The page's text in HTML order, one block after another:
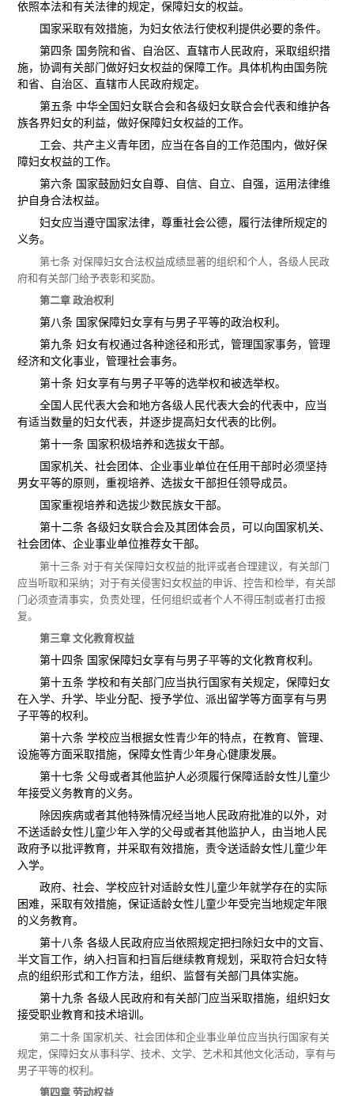
依照本法和有关法律的规定，保障妇女的权益。
国家采取有效措施，为妇女依法行使权利提供必要的条件。
第四条 国务院和省、自治区、直辖市人民政府，采取组织措
施，协调有关部门做好妇女权益的保障工作。具体机构由国务院
和省、自治区、直辖市人民政府规定。
第五条 中华全国妇女联合会和各级妇女联合会代表和维护各
族各界妇女的利益，做好保障妇女权益的工作。
工会、共产主义青年团，应当在各自的工作范围内，做好保
障妇女权益的工作。
第六条 国家鼓励妇女自尊、自信、自立、自强，运用法律维
护自身合法权益。
妇女应当遵守国家法律，尊重社会公德，履行法律所规定的
义务。
第七条 对保障妇女合法权益成绩显著的组织和个人，各级人民政
府和有关部门给予表彰和奖励。
第二章 政治权利
第八条 国家保障妇女享有与男子平等的政治权利。
第九条 妇女有权通过各种途径和形式，管理国家事务，管理
经济和文化事业，管理社会事务。
第十条 妇女享有与男子平等的选举权和被选举权。
全国人民代表大会和地方各级人民代表大会的代表中，应当
有适当数量的妇女代表，并逐步提高妇女代表的比例。
第十一条 国家积极培养和选拔女干部。
国家机关、社会团体、企业事业单位在任用干部时必须坚持
男女平等的原则，重视培养、选拔女干部担任领导成员。
国家重视培养和选拔少数民族女干部。
第十二条 各级妇女联合会及其团体会员，可以向国家机关、
社会团体、企业事业单位推荐女干部。
第十三条 对于有关保障妇女权益的批评或者合理建议，有关部门
应当听取和采纳；对于有关侵害妇女权益的申诉、控告和检举，有关部
门必须查清事实，负责处理，任何组织或者个人不得压制或者打击报
复。
第三章 文化教育权益
第十四条 国家保障妇女享有与男子平等的文化教育权利。
第十五条 学校和有关部门应当执行国家有关规定，保障妇女
在入学、升学、毕业分配、授予学位、派出留学等方面享有与男
子平等的权利。
第十六条 学校应当根据女性青少年的特点，在教育、管理、
设施等方面采取措施，保障女性青少年身心健康发展。
第十七条 父母或者其他监护人必须履行保障适龄女性儿童少
年接受义务教育的义务。
除因疾病或者其他特殊情况经当地人民政府批准的以外，对
不送适龄女性儿童少年入学的父母或者其他监护人，由当地人民
政府予以批评教育，并采取有效措施，责令送适龄女性儿童少年
入学。
政府、社会、学校应针对适龄女性儿童少年就学存在的实际
困难，采取有效措施，保证适龄女性儿童少年受完当地规定年限
的义务教育。
第十八条 各级人民政府应当依照规定把扫除妇女中的文盲、
半文盲工作，纳入扫盲和扫盲后继续教育规划，采取符合妇女特
点的组织形式和工作方法，组织、监督有关部门具体实施。
第十九条 各级人民政府和有关部门应当采取措施，组织妇女
接受职业教育和技术培训。
第二十条 国家机关、社会团体和企业事业单位应当执行国家有关
规定，保障妇女从事科学、技术、文学、艺术和其他文化活动，享有与
男子平等的权利。
第四章 劳动权益